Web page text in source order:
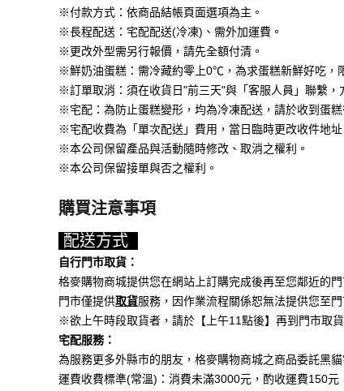
※付款方式：依商品結帳頁面選項為主。
※長程配送：宅配配送(冷凍)、需外加運費。
※更改外型需另行報價，請先全額付清。
※鮮奶油蛋糕：需冷藏約零上0℃，為求蛋糕新鮮好吃，
※訂單取消：須在收貨日"前三天"與「客服人員」聯繫，
※宅配：為防止蛋糕變形，均為冷凍配送，請於收到蛋
※宅配收費為「單次配送」費用，當日臨時更改收件地址
※本公司保留產品與活動隨時修改、取消之權利。
※本公司保留接單與否之權利。
購買注意事項
配送方式
自行門市取貨：
格麥購物商城提供您在網站上訂購完成後再至您鄰近的
門市僅提供取貨服務，因作業流程關係恕無法提供您至
※欲上午時段取貨者，請於【上午11點後】再到門市取
宅配服務：
為服務更多外縣市的朋友，格麥購物商城之商品委託黑貓
運費收費標準(常溫)：消費未滿3000元，酌收運費150元